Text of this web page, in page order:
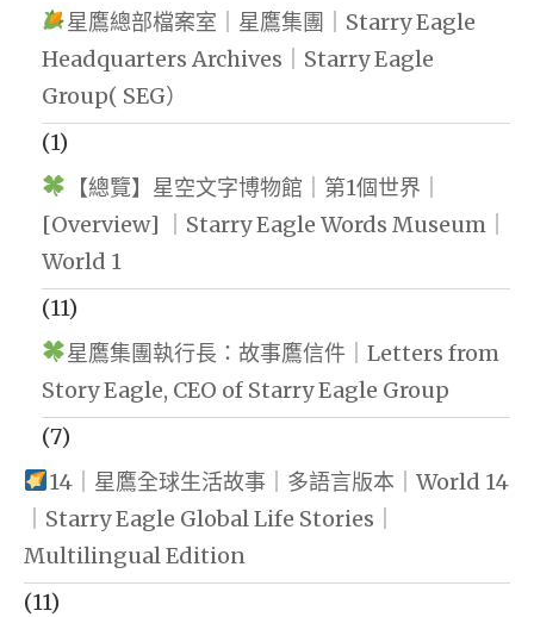
星鷹總部檔案室｜星鷹集團｜Starry Eagle
Headquarters Archives｜Starry Eagle
Group( SEG）
(1)
【總覽】星空文字博物館｜第1個世界｜
[Overview] ｜Starry Eagle Words Museum｜
World 1
(11)
星鷹集團執行長：故事鷹信件｜Letters from
Story Eagle, CEO of Starry Eagle Group
(7)
14｜星鷹全球生活故事｜多語言版本｜World 14
｜Starry Eagle Global Life Stories｜
Multilingual Edition
(11)